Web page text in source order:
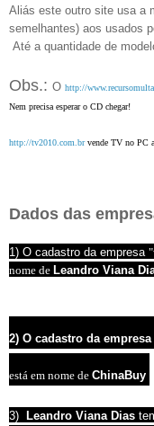
Aliás este outro site usa a
semelhantes) aos usados
Até a quantidade de
Obs.: O http://
Nem precisa esperar o CD chegar!
http://tv2010.com.brvende TV no PC
Dados das
1) O cadastro da empresa
nome de Leandro Viana
2) O cadastro da empresa
está em nome de ChinaBuy
3) Leandro Viana Dias